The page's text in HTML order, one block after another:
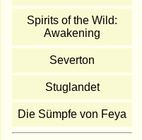
Spirits of the Wild:
Awakening
Severton
Stuglandet
Die Sümpfe von Feya